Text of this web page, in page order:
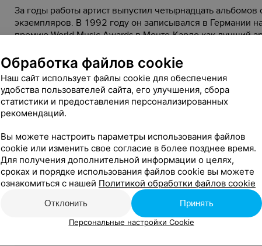
За годы работы артист выпустил четырнадцать
экземпляров. В 1992 году он записывался в Германии
премию World Music Awards в Монте-Карло как лучший
Отдельное направление его творчества — работа
года Дмитрий Маликов является официальным
«Круг света». В 2012 году написал музыку для
музыкант сотрудничает с киноиндустрией: для
тридцати инструментальных тем и музыкальных
Сегодня артист продолжает писать песни и
концертами вместе с ведущими симфоническими
Международном фестивале искусств «Славянский
программу «Вне времени».
Стоимость билетов:
Обработка файлов cookie
Наш сайт использует файлы cookie для обеспечения
удобства пользователей сайта, его улучшения, сбора
статистики и предоставления персонализированных
рекомендаций.
Вы можете настроить параметры использования файлов
cookie или изменить свое согласие в более позднее время.
Для получения дополнительной информации о целях,
сроках и порядке использования файлов cookie вы можете
ознакомиться с нашей Политикой обработки файлов cookie
Отклонить Принять
Персональные настройки Cookie